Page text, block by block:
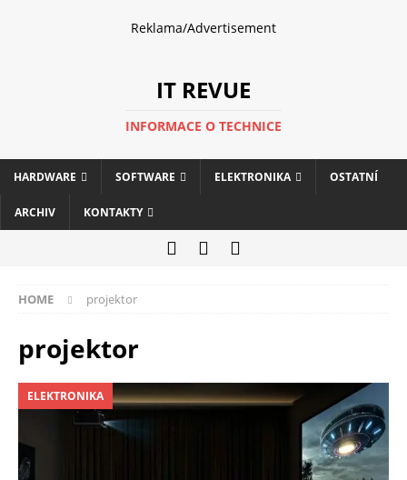
Reklama/Advertisement
IT REVUE
INFORMACE O TECHNICE
HARDWARE SOFTWARE ELEKTRONIKA OSTATNÍ
ARCHIV KONTAKTY
HOME projektor
projektor
ELEKTRONIKA